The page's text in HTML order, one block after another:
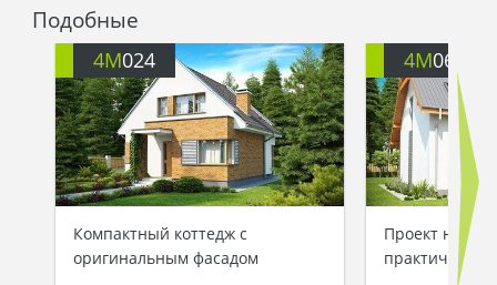
Подобные
4M024
Компактный коттедж с
оригинальным фасадом
4M062
Проект
практичного